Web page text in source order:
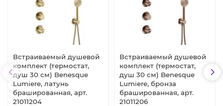
Встраиваемый душевой
комплект (термостат,
душ 30 см) Benesque
Lumiere, латунь
брашированная, арт.
21011204
Встраиваемый душевой
комплект (термостат,
душ 30 см) Benesque
Lumiere, бронза
брашированная, арт.
21011206